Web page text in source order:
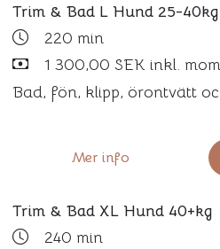
Trim & Bad L Hund 25-40kg
220 min
1 300,00 SEK inkl.
Bad, fön, klipp, örontvätt
Mer info
Trim & Bad XL Hund 40+kg
240 min